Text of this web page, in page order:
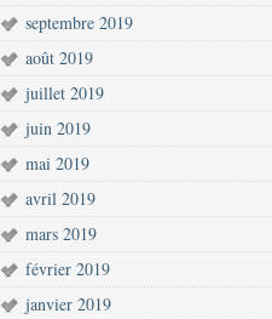
septembre 2019
août 2019
juillet 2019
juin 2019
mai 2019
avril 2019
mars 2019
février 2019
janvier 2019